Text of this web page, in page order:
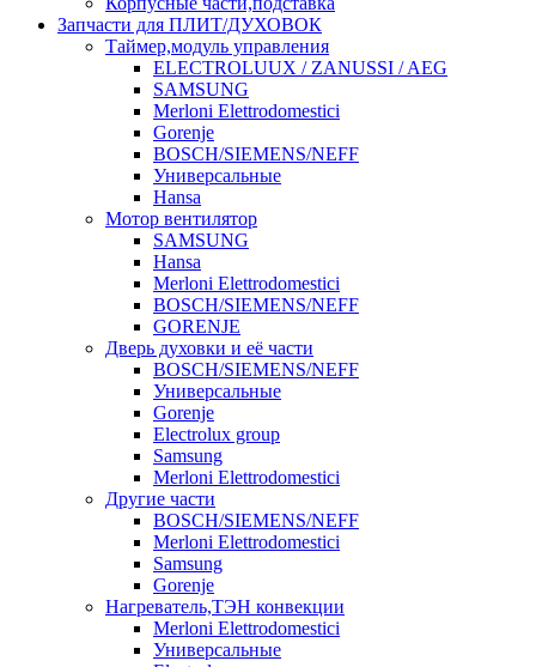
Запчасти для ПЛИТ/ДУХОВОК
Таймер,модуль управления
ELECTROLUUX / ZANUSSI / AEG
SAMSUNG
Merloni Elettrodomestici
Gorenje
BOSCH/SIEMENS/NEFF
Универсальные
Hansa
Мотор вентилятор
SAMSUNG
Hansa
Merloni Elettrodomestici
BOSCH/SIEMENS/NEFF
GORENJE
Дверь духовки и её части
BOSCH/SIEMENS/NEFF
Универсальные
Gorenje
Electrolux group
Samsung
Merloni Elettrodomestici
Другие части
BOSCH/SIEMENS/NEFF
Merloni Elettrodomestici
Samsung
Gorenje
Нагреватель,ТЭН конвекции
Merloni Elettrodomestici
Универсальные